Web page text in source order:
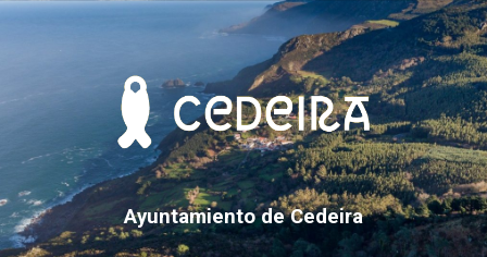
saltar
Saltar
Saltar
Ayuntamiento de Cedeira